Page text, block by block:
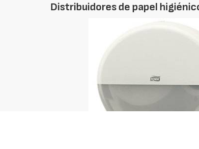
Distribuidores de papel